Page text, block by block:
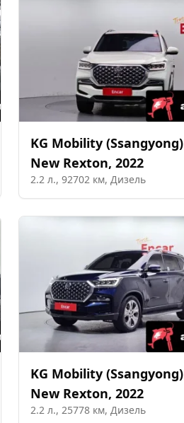
KG Mobility (Ssangyong)
New Rexton, 2022
2.2 л., 92702 км, Дизель
KG Mobility (Ssangyong)
New Rexton, 2022
2.2 л., 25778 км, Дизель